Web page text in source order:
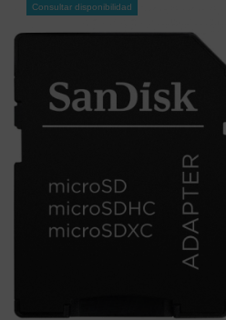
Consultar disponibilidad